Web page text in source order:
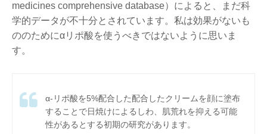
medicines comprehensive database）によると、まだ科
学的データが不十分とされています。私は効果がないも
ののためにαリポ酸を使うべきではないように思いま
す。
α-リポ酸を5%配合した配合したクリームを顔に塗布
することで日焼けによるしわ、肌荒れを抑える可能
性があるとする初期の研究があります。